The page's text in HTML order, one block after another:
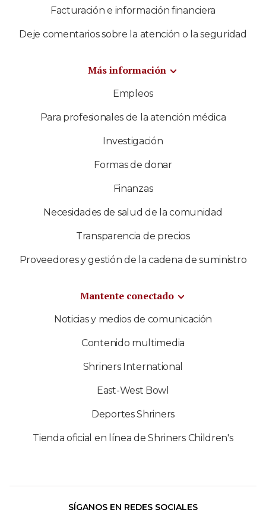
Facturación e información financiera
Deje comentarios sobre la atención o la seguridad
Más información
Empleos
Para profesionales de la atención médica
Investigación
Formas de donar
Finanzas
Necesidades de salud de la comunidad
Transparencia de precios
Proveedores y gestión de la cadena de suministro
Mantente conectado
Noticias y medios de comunicación
Contenido multimedia
Shriners International
East-West Bowl
Deportes Shriners
Tienda oficial en línea de Shriners Children's
SÍGANOS EN REDES SOCIALES